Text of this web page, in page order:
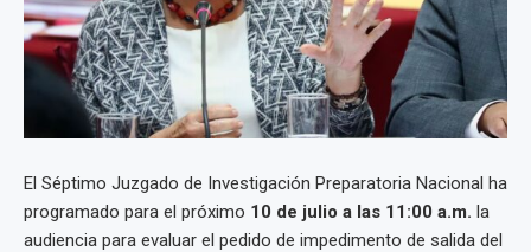
El Séptimo Juzgado de Investigación Preparatoria Nacional ha
programado para el próximo 10 de julio a las 11:00 a.m. la
audiencia para evaluar el pedido de impedimento de salida del